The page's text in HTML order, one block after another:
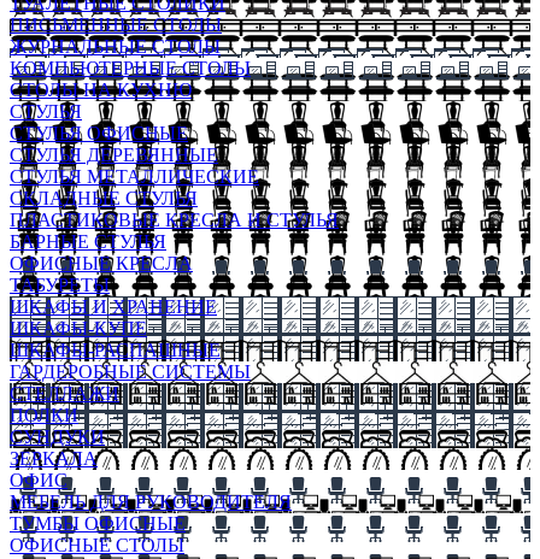
ПИСЬМЕННЫЕ СТОЛЫ
ЖУРНАЛЬНЫЕ СТОЛЫ
КОМПЬЮТЕРНЫЕ СТОЛЫ
СТОЛЫ НА КУХНЮ
СТУЛЬЯ
СТУЛЬЯ ОФИСНЫЕ
СТУЛЬЯ ДЕРЕВЯННЫЕ
СТУЛЬЯ МЕТАЛЛИЧЕСКИЕ
СКЛАДНЫЕ СТУЛЬЯ
ПЛАСТИКОВЫЕ КРЕСЛА И СТУЛЬЯ
БАРНЫЕ СТУЛЬЯ
ОФИСНЫЕ КРЕСЛА
ТАБУРЕТЫ
ШКАФЫ И ХРАНЕНИЕ
ШКАФЫ-КУПЕ
ШКАФЫ-РАСПАШНЫЕ
ГАРДЕРОБНЫЕ СИСТЕМЫ
СТЕЛЛАЖИ
ПОЛКИ
СУНДУКИ
ЗЕРКАЛА
ОФИС
МЕБЕЛЬ ДЛЯ РУКОВОДИТЕЛЯ
ТУМБЫ ОФИСНЫЕ
ОФИСНЫЕ СТОЛЫ